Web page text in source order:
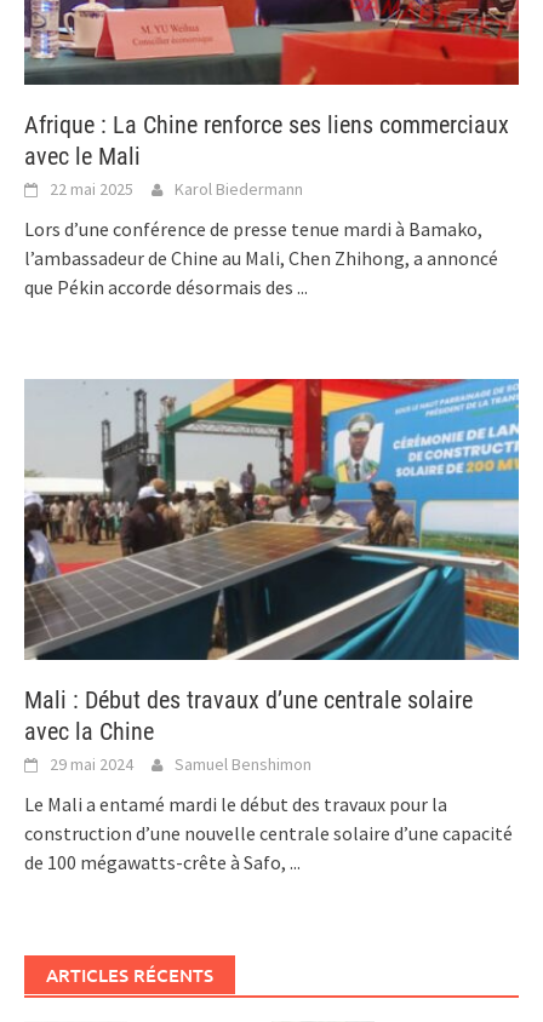
Afrique : La Chine renforce ses liens commerciaux
avec le Mali
22 mai 2025 Karol Biedermann
Lors d’une conférence de presse tenue mardi à Bamako,
l’ambassadeur de Chine au Mali, Chen Zhihong, a annoncé
que Pékin accorde désormais des ...
Mali : Début des travaux d’une centrale solaire
avec la Chine
29 mai 2024 Samuel Benshimon
Le Mali a entamé mardi le début des travaux pour la
construction d’une nouvelle centrale solaire d’une capacité
de 100 mégawatts-crête à Safo, ...
ARTICLES RÉCENTS